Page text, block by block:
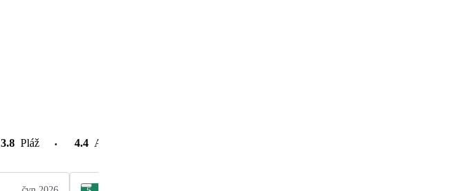
3.8 Pláž 4.4 Atrakce v okolí